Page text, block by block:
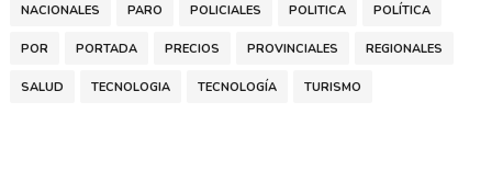
NACIONALES PARO POLICIALES POLITICA POLÍTICA
POR PORTADA PRECIOS PROVINCIALES REGIONALES
SALUD TECNOLOGIA TECNOLOGÍA TURISMO